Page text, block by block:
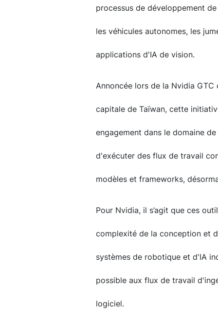
processus de développement
les véhicules autonomes, les
applications d'IA de vision.
Annoncée lors de la Nvidia GTC
capitale de Taïwan, cette
engagement dans le domaine
d'exécuter des flux de travail
modèles et frameworks,
Pour Nvidia, il s’agit que ces
complexité de la conception et
systèmes de robotique et d'IA
possible aux flux de travail
logiciel.